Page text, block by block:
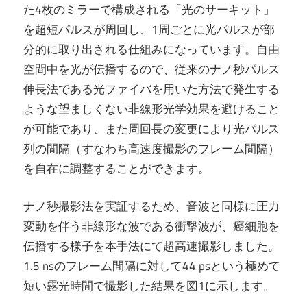
た4枚のミラーで構成される「光のサーキット」
を超短パルスが周回し、1周ごとに光パルスが部
分的に取り出される仕組みになっています。自由
空間中を光が伝播するので、従来のナノ秒パルス
伸長法である光ファイバを用いた方法で発生する
ような望ましくない非線形光学効果を避けること
が可能であり、また周回長の変更により光パルス
列の間隔（すなわち高速度撮影のフレーム間隔）
を自在に調整することができます。
ナノ秒撮影法を実証するため、音波と同様に圧力
変動を伴う非線形な波である衝撃波が、癌細胞を
伝播する様子を本手法にて超高速撮影しました。
1.5 nsのフレーム間隔に対して44 psという極めて
短い露光時間で撮影した結果を図1に示します。